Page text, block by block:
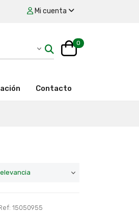
Mi cuenta
0
Contacto
15050955